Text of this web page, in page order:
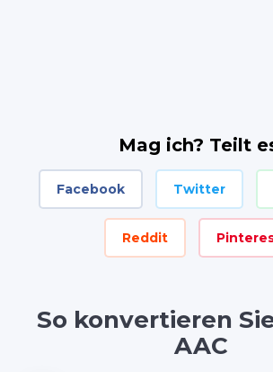
Mag ich? Teilt
Facebook Twitter
Reddit
So konvertieren
AAC